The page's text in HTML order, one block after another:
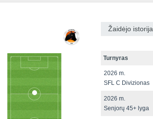
Žaidėjo istorija
Turnyras
2026 m.
SFL C Divizionas
2026 m.
Senjorų 45+ lyga